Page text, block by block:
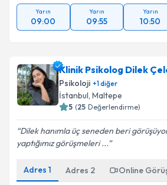
Yarın
09:00
Yarın
09:55
Yarın
10:50
Klinik Psikolog Dilek
Psikoloji +1diğer
İstanbul, Maltepe
5 (25 Değerlendirme)
Dilek hanımla üç seneden beri
yaptığımız görüşmeleri ...
Adres 1 Adres 2 Online